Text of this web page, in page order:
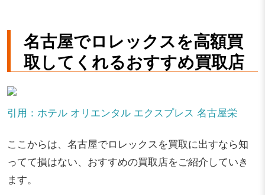
名古屋でロレックスを高額買
取してくれるおすすめ買取店
引用：ホテル オリエンタル エクスプレス 名古屋栄
ここからは、名古屋でロレックスを買取に出すなら知
ってて損はない、おすすめの買取店をご紹介していき
ます。